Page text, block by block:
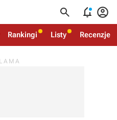
  
Rankingi Listy Recenzje